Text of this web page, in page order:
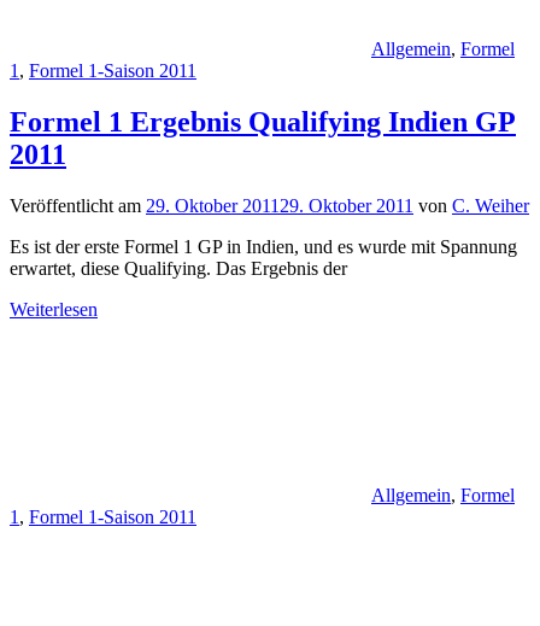
Allgemein, Formel
1 , Formel 1-Saison 2011
Formel 1 Ergebnis Qualifying Indien GP
2011
Veröffentlicht am 29. Oktober 2011 29. Oktober 2011 von C. Weiher
Es ist der erste Formel 1 GP in Indien, und es wurde mit Spannung
erwartet, diese Qualifying. Das Ergebnis der
Weiterlesen
Allgemein, Formel
1 , Formel 1-Saison 2011